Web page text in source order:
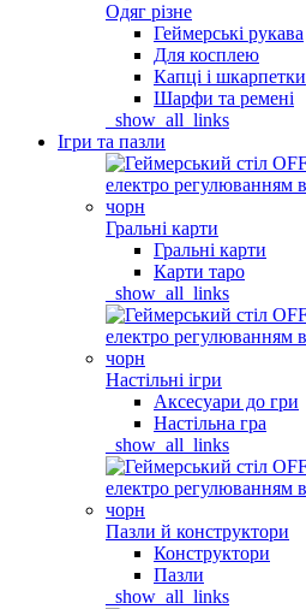
Одяг різне
Геймерські рукава
Для косплею
Капці і шкарпетки
Шарфи та ремені
_show_all_links
Ігри та пазли
Гральні карти
Гральні карти
Карти таро
_show_all_links
Настільні ігри
Аксесуари до гри
Настільна гра
_show_all_links
Пазли й конструктори
Конструктори
Пазли
_show_all_links